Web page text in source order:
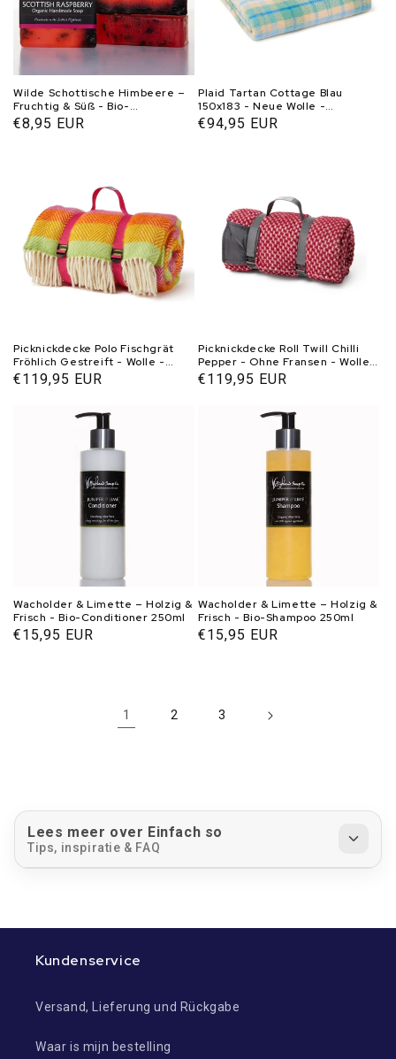
Wilde Schottische Himbeere –
Fruchtig & Süß - Bio-
Glycerinseife 150g
Normaler
€8,95 EUR
Plaid Tartan Cottage Blau
150x183 - Neue Wolle -
Tweedmill UK
Normaler
€94,95 EUR
Picknickdecke Polo Fischgrät
Fröhlich Gestreift - Wolle -
Wasserdicht - 145x183cm -
Tweedmill
Normaler
€119,95 EUR
Picknickdecke Roll Twill Chilli
Pepper - Ohne Fransen - Wolle -
Wasserdicht - 145x200cm -
Tweedmill
Normaler
€119,95 EUR
Wacholder & Limette – Holzig &
Frisch - Bio-Conditioner 250ml
Normaler
€15,95 EUR
Wacholder & Limette – Holzig &
Frisch - Bio-Shampoo 250ml
Normaler
€15,95 EUR
1 2 3
Lees meer over Einfach so
Tips, inspiratie & FAQ
Kundenservice
Versand, Lieferung und Rückgabe
Waar is mijn bestelling